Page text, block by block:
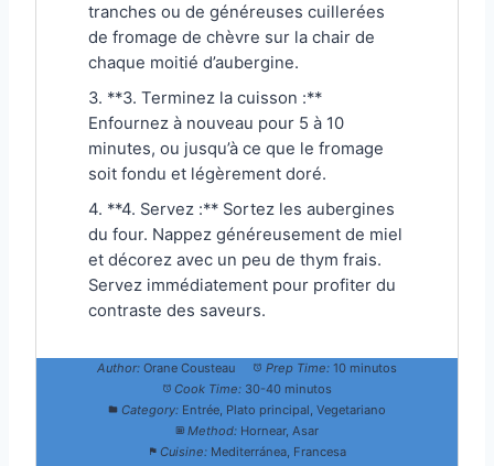
tranches ou de généreuses cuillerées
de fromage de chèvre sur la chair de
chaque moitié d’aubergine.
3. **3. Terminez la cuisson :**
Enfournez à nouveau pour 5 à 10
minutes, ou jusqu’à ce que le fromage
soit fondu et légèrement doré.
4. **4. Servez :** Sortez les aubergines
du four. Nappez généreusement de miel
et décorez avec un peu de thym frais.
Servez immédiatement pour profiter du
contraste des saveurs.
Author: Orane Cousteau Prep Time: 10 minutos
Cook Time: 30-40 minutos
Category: Entrée, Plato principal, Vegetariano
Method: Hornear, Asar
Cuisine: Mediterránea, Francesa